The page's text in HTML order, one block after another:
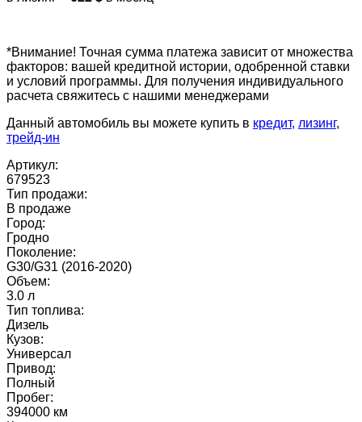
*Внимание! Точная сумма платежа зависит от множества
факторов: вашей кредитной истории, одобренной ставки
и условий программы. Для получения индивидуального
расчета свяжитесь с нашими менеджерами
Данный автомобиль вы можете купить в кредит, лизинг,
трейд-ин
Артикул:
679523
Тип продажи:
В продаже
Город:
Гродно
Поколение:
G30/G31 (2016-2020)
Объем:
3.0 л
Тип топлива:
Дизель
Кузов:
Универсал
Привод:
Полный
Пробег:
394000 км